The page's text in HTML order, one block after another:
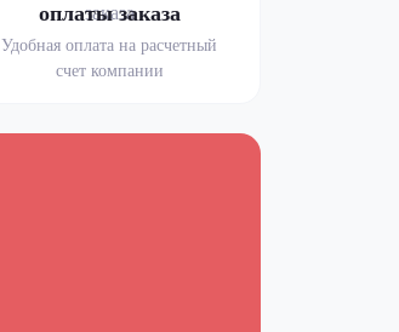
оплаты заказа
Удобная оплата на расчетный
счет компании